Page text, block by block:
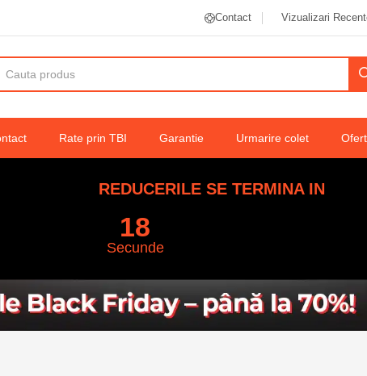
Contact Vizualizari
Rate prin TBI Garantie Urmarire colet
REDUCERILE SE TERMINA IN
17
Secunde
cm , model geometric marmură alb-negru-